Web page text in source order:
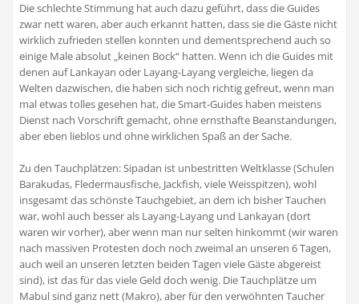
Die schlechte Stimmung hat auch dazu geführt, dass die Guides
zwar nett waren, aber auch erkannt hatten, dass sie die Gäste nicht
wirklich zufrieden stellen konnten und dementsprechend auch so
einige Male absolut „keinen Bock“ hatten. Wenn ich die Guides mit
denen auf Lankayan oder Layang-Layang vergleiche, liegen da
Welten dazwischen, die haben sich noch richtig gefreut, wenn man
mal etwas tolles gesehen hat, die Smart-Guides haben meistens
Dienst nach Vorschrift gemacht, ohne ernsthafte Beanstandungen,
aber eben lieblos und ohne wirklichen Spaß an der Sache.
Zu den Tauchplätzen: Sipadan ist unbestritten Weltklasse (Schulen
Barakudas, Fledermausfische, Jackfish, viele Weisspitzen), wohl
insgesamt das schönste Tauchgebiet, an dem ich bisher Tauchen
war, wohl auch besser als Layang-Layang und Lankayan (dort
waren wir vorher), aber wenn man nur selten hinkommt (wir waren
nach massiven Protesten doch noch zweimal an unseren 6 Tagen,
auch weil an unseren letzten beiden Tagen viele Gäste abgereist
sind), ist das für das viele Geld doch wenig. Die Tauchplätze um
Mabul sind ganz nett (Makro), aber für den verwöhnten Taucher